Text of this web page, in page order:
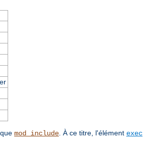
mod_include . À ce titre, l'élément exec